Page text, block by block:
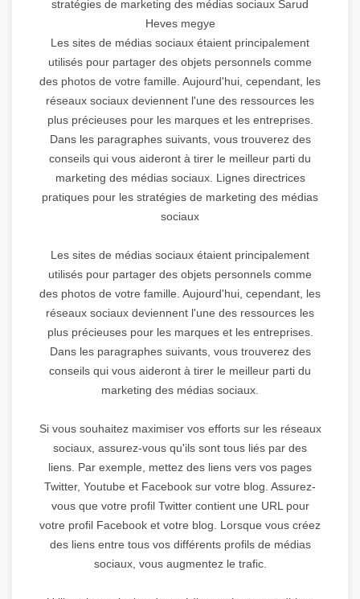
stratégies de marketing des médias sociaux Sarud
Heves megye
Les sites de médias sociaux étaient principalement
utilisés pour partager des objets personnels comme
des photos de votre famille. Aujourd'hui, cependant, les
réseaux sociaux deviennent l'une des ressources les
plus précieuses pour les marques et les entreprises.
Dans les paragraphes suivants, vous trouverez des
conseils qui vous aideront à tirer le meilleur parti du
marketing des médias sociaux. Lignes directrices
pratiques pour les stratégies de marketing des médias
sociaux
Les sites de médias sociaux étaient principalement
utilisés pour partager des objets personnels comme
des photos de votre famille. Aujourd'hui, cependant, les
réseaux sociaux deviennent l'une des ressources les
plus précieuses pour les marques et les entreprises.
Dans les paragraphes suivants, vous trouverez des
conseils qui vous aideront à tirer le meilleur parti du
marketing des médias sociaux.
Si vous souhaitez maximiser vos efforts sur les réseaux
sociaux, assurez-vous qu'ils sont tous liés par des
liens. Par exemple, mettez des liens vers vos pages
Twitter, Youtube et Facebook sur votre blog. Assurez-
vous que votre profil Twitter contient une URL pour
votre profil Facebook et votre blog. Lorsque vous créez
des liens entre tous vos différents profils de médias
sociaux, vous augmentez le trafic.